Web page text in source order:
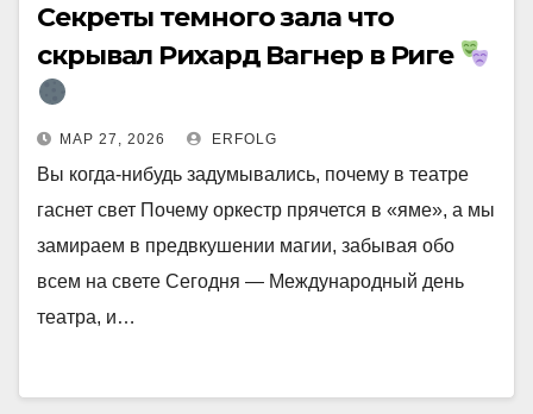
Секреты темного зала что
скрывал Рихард Вагнер в Риге
МАР 27, 2026 ERFOLG
Вы когда-нибудь задумывались, почему в театре
гаснет свет Почему оркестр прячется в «яме», а мы
замираем в предвкушении магии, забывая обо
всем на свете Сегодня — Международный день
театра, и…